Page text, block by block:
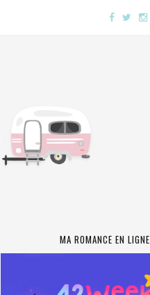
MA ROMANCE EN LIGNE